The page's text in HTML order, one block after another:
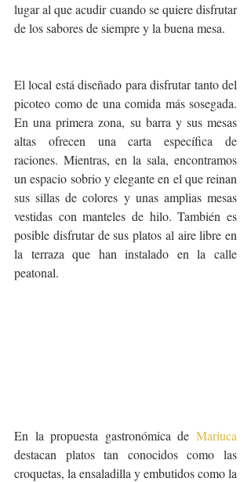
lugar al que acudir cuando se quiere disfrutar
de los sabores de siempre y la buena mesa.
El local está diseñado para disfrutar tanto del
picoteo como de una comida más sosegada.
En una primera zona, su barra y sus mesas
altas ofrecen una carta específica de
raciones. Mientras, en la sala, encontramos
un espacio sobrio y elegante en el que reinan
sus sillas de colores y unas amplias mesas
vestidas con manteles de hilo. También es
posible disfrutar de sus platos al aire libre en
la terraza que han instalado en la calle
peatonal.
En la propuesta gastronómica de Mariuca
destacan platos tan conocidos como las
croquetas, la ensaladilla y embutidos como la